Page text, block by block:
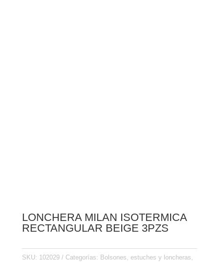
LONCHERA MILAN ISOTERMICA
RECTANGULAR BEIGE 3PZS
SKU: 102029 Categorías: Bolsones, estuches y loncheras,